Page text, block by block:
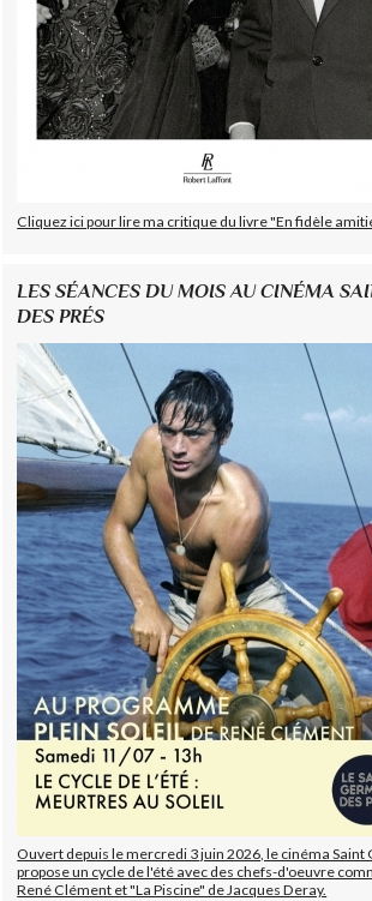
Cliquez ici pour lire ma critique du livre "En fidèle
LES SÉANCES DU MOIS AU CINÉMA
DES PRÉS
Ouvert depuis le mercredi 3 juin 2026, le cinéma Saint
propose un cycle de l'été avec des chefs-d'oeuvre
René Clément et "La Piscine" de Jacques Deray.